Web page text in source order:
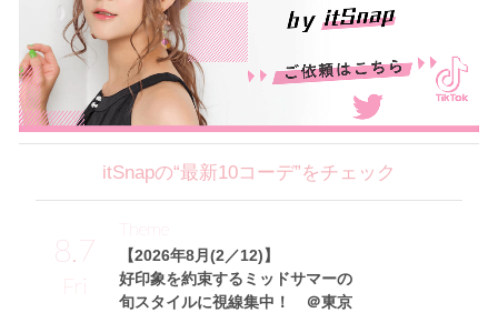
itSnapの“最新10コーデ”をチェック
8.7
Fri
【2026年8月(2／12)】
好印象を約束するミッドサマーの
旬スタイルに視線集中！ ＠東京
Theme